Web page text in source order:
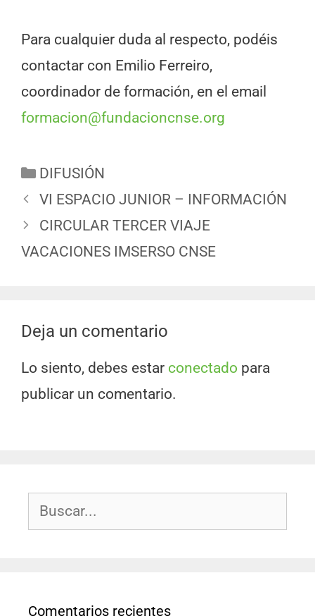
Para cualquier duda al respecto, podéis
contactar con Emilio Ferreiro,
coordinador de formación, en el email
formacion@fundacioncnse.org
DIFUSIÓN
VI ESPACIO JUNIOR – INFORMACIÓN
CIRCULAR TERCER VIAJE
VACACIONES IMSERSO CNSE
Deja un comentario
Lo siento, debes estar conectado para
publicar un comentario.
Comentarios recientes